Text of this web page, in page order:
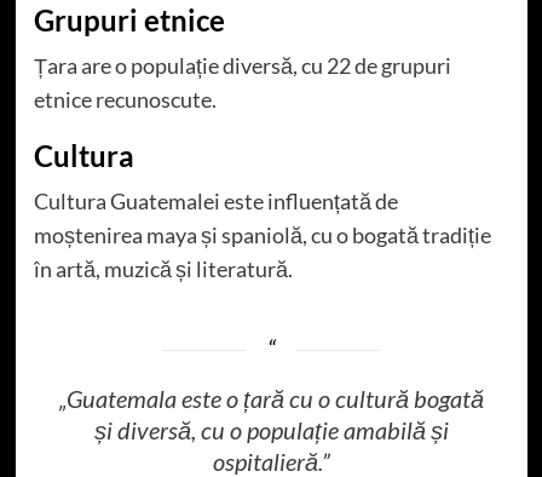
Grupuri etnice
Țara are o populație diversă, cu 22 de grupuri
etnice recunoscute.
Cultura
Cultura Guatemalei este influențată de
moștenirea maya și spaniolă, cu o bogată tradiție
în artă, muzică și literatură.
„Guatemala este o țară cu o cultură bogată
și diversă, cu o populație amabilă și
ospitalieră.”